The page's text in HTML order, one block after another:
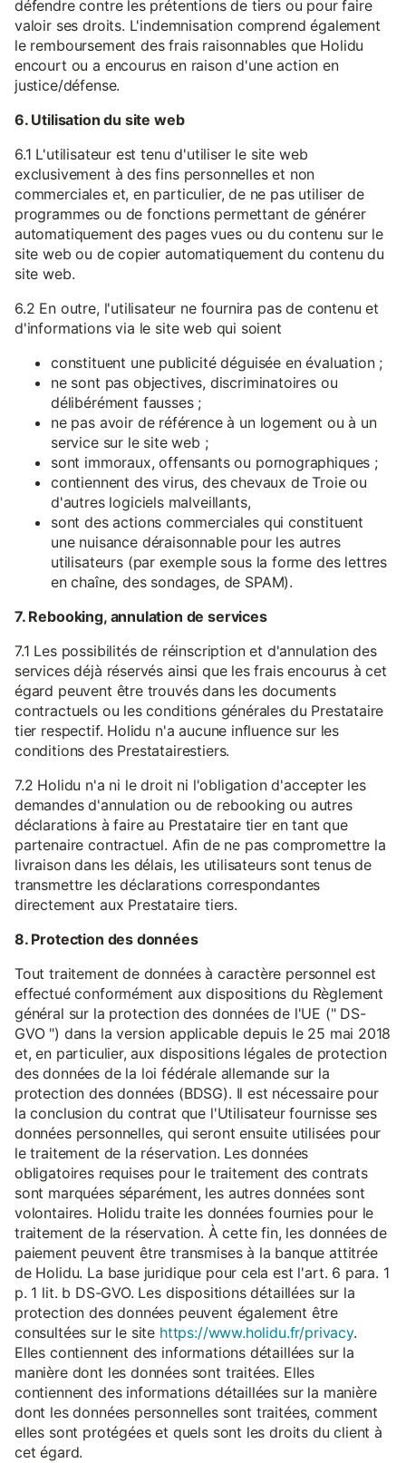
défendre contre les prétentions de tiers ou pour faire
valoir ses droits. L'indemnisation comprend également
le remboursement des frais raisonnables que Holidu
encourt ou a encourus en raison d'une action en
justice/défense.
6. Utilisation du site web
6.1 L'utilisateur est tenu d'utiliser le site web
exclusivement à des fins personnelles et non
commerciales et, en particulier, de ne pas utiliser de
programmes ou de fonctions permettant de générer
automatiquement des pages vues ou du contenu sur le
site web ou de copier automatiquement du contenu du
site web.
6.2 En outre, l'utilisateur ne fournira pas de contenu et
d'informations via le site web qui soient
constituent une publicité déguisée en évaluation ;
ne sont pas objectives, discriminatoires ou
délibérément fausses ;
ne pas avoir de référence à un logement ou à un
service sur le site web ;
sont immoraux, offensants ou pornographiques ;
contiennent des virus, des chevaux de Troie ou
d'autres logiciels malveillants,
sont des actions commerciales qui constituent
une nuisance déraisonnable pour les autres
utilisateurs (par exemple sous la forme des lettres
en chaîne, des sondages, de SPAM).
7. Rebooking, annulation de services
7.1 Les possibilités de réinscription et d'annulation des
services déjà réservés ainsi que les frais encourus à cet
égard peuvent être trouvés dans les documents
contractuels ou les conditions générales du Prestataire
tier respectif. Holidu n'a aucune influence sur les
conditions des Prestatairestiers.
7.2 Holidu n'a ni le droit ni l'obligation d'accepter les
demandes d'annulation ou de rebooking ou autres
déclarations à faire au Prestataire tier en tant que
partenaire contractuel. Afin de ne pas compromettre la
livraison dans les délais, les utilisateurs sont tenus de
transmettre les déclarations correspondantes
directement aux Prestataire tiers.
8. Protection des données
Tout traitement de données à caractère personnel est
effectué conformément aux dispositions du Règlement
général sur la protection des données de l'UE (" DS-
GVO ") dans la version applicable depuis le 25 mai 2018
et, en particulier, aux dispositions légales de protection
des données de la loi fédérale allemande sur la
protection des données (BDSG). Il est nécessaire pour
la conclusion du contrat que l'Utilisateur fournisse ses
données personnelles, qui seront ensuite utilisées pour
le traitement de la réservation. Les données
obligatoires requises pour le traitement des contrats
sont marquées séparément, les autres données sont
volontaires. Holidu traite les données fournies pour le
traitement de la réservation. À cette fin, les données de
paiement peuvent être transmises à la banque attitrée
de Holidu. La base juridique pour cela est l'art. 6 para. 1
p. 1 lit. b DS-GVO. Les dispositions détaillées sur la
protection des données peuvent également être
consultées sur le site https://www.holidu.fr/privacy.
Elles contiennent des informations détaillées sur la
manière dont les données sont traitées. Elles
contiennent des informations détaillées sur la manière
dont les données personnelles sont traitées, comment
elles sont protégées et quels sont les droits du client à
cet égard.